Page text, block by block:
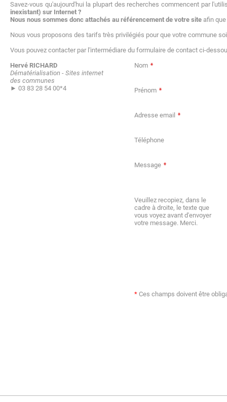
Savez-vous qu'aujourd'hui la plupart des recherches commencent par
inexistant) sur Internet ?
Nous nous sommes donc attachés au référencement de votre site afin
Nous vous proposons des tarifs très privilégiés pour que votre commune
Vous pouvez contacter par l'intermédiare du formulaire de contact ci-
Hervé RICHARD
Dématérialisation - Sites internet
des communes
► 03 83 28 54 00*4
Nom
Prénom
Adresse email
Téléphone
Message
Veuillez recopiez, dans le
cadre à droite, le texte que
vous voyez avant d'envoyer
votre message. Merci.
* Ces champs doivent être